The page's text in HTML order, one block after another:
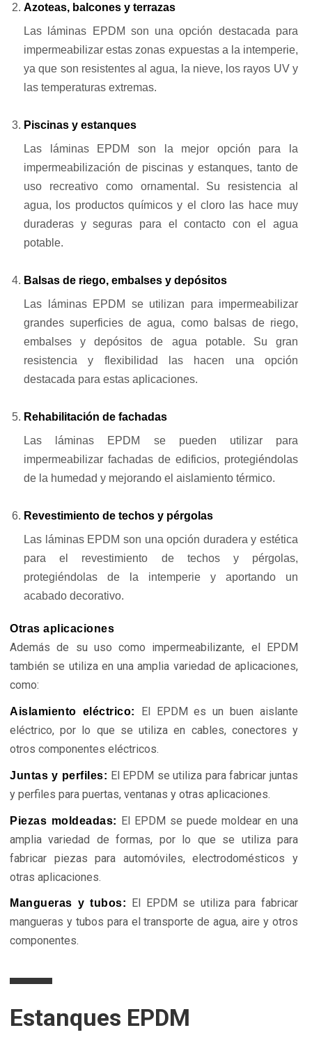
Azoteas, balcones y terrazas
Las láminas EPDM son una opción destacada para
impermeabilizar estas zonas expuestas a la intemperie,
ya que son resistentes al agua, la nieve, los rayos UV y
las temperaturas extremas.
Piscinas y estanques
Las láminas EPDM son la mejor opción para la
impermeabilización de piscinas y estanques, tanto de
uso recreativo como ornamental. Su resistencia al
agua, los productos químicos y el cloro las hace muy
duraderas y seguras para el contacto con el agua
potable.
Balsas de riego, embalses y depósitos
Las láminas EPDM se utilizan para impermeabilizar
grandes superficies de agua, como balsas de riego,
embalses y depósitos de agua potable. Su gran
resistencia y flexibilidad las hacen una opción
destacada para estas aplicaciones.
Rehabilitación de fachadas
Las láminas EPDM se pueden utilizar para
impermeabilizar fachadas de edificios, protegiéndolas
de la humedad y mejorando el aislamiento térmico.
Revestimiento de techos y pérgolas
Las láminas EPDM son una opción duradera y estética
para el revestimiento de techos y pérgolas,
protegiéndolas de la intemperie y aportando un
acabado decorativo.
Otras aplicaciones
Además de su uso como impermeabilizante, el EPDM
también se utiliza en una amplia variedad de aplicaciones,
como:
Aislamiento eléctrico:
El EPDM es un buen aislante
eléctrico, por lo que se utiliza en cables, conectores y
otros componentes eléctricos.
Juntas y perfiles: El EPDM se utiliza para fabricar juntas
y perfiles para puertas, ventanas y otras aplicaciones.
Piezas moldeadas: El EPDM se puede moldear en una
amplia variedad de formas, por lo que se utiliza para
fabricar piezas para automóviles, electrodomésticos y
otras aplicaciones.
Mangueras y tubos: El EPDM se utiliza para fabricar
mangueras y tubos para el transporte de agua, aire y otros
componentes.
Estanques EPDM